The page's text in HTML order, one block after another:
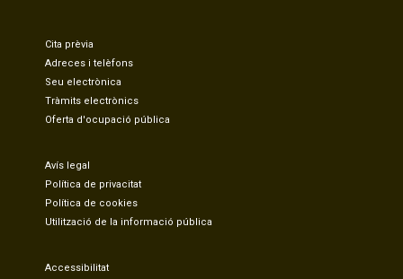
Cita prèvia
Adreces i telèfons
Seu electrònica
Tràmits electrònics
Oferta d'ocupació pública
Avís legal
Política de privacitat
Política de cookies
Utilització de la informació pública
Accessibilitat